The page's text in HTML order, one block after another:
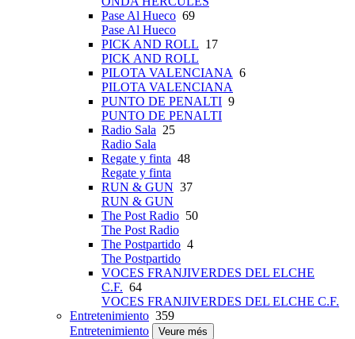
Pase Al Hueco 69
Pase Al Hueco
PICK AND ROLL 17
PICK AND ROLL
PILOTA VALENCIANA 6
PILOTA VALENCIANA
PUNTO DE PENALTI 9
PUNTO DE PENALTI
Radio Sala 25
Radio Sala
Regate y finta 48
Regate y finta
RUN & GUN 37
RUN & GUN
The Post Radio 50
The Post Radio
The Postpartido 4
The Postpartido
VOCES FRANJIVERDES DEL ELCHE
C.F. 64
VOCES FRANJIVERDES DEL ELCHE C.F.
Entretenimiento 359
Entretenimiento
Veure més